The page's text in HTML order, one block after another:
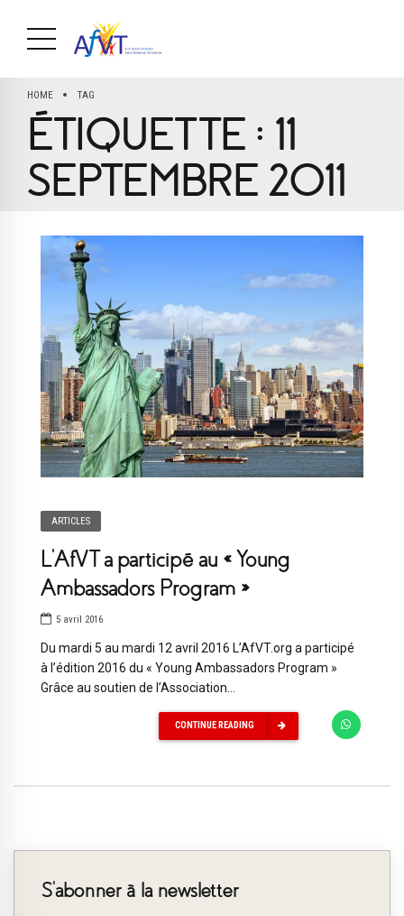
HOME TAG
ÉTIQUETTE : 11
SEPTEMBRE 2011
ARTICLES
L’AfVT a participé au « Young
Ambassadors Program »
5 avril 2016
Du mardi 5 au mardi 12 avril 2016 L’AfVT.org a participé
à l’édition 2016 du « Young Ambassadors Program »
Grâce au soutien de l’Association...
CONTINUE READING
S’abonner à la newsletter